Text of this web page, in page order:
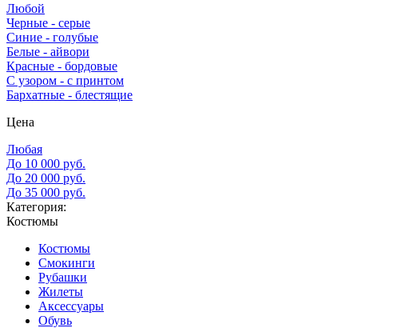
Любой
Черные - серые
Синие - голубые
Белые - айвори
Красные - бордовые
С узором - с принтом
Бархатные - блестящие
Цена
Любая
До 10 000 руб.
До 20 000 руб.
До 35 000 руб.
Категория:
Костюмы
Костюмы
Смокинги
Рубашки
Жилеты
Аксессуары
Обувь